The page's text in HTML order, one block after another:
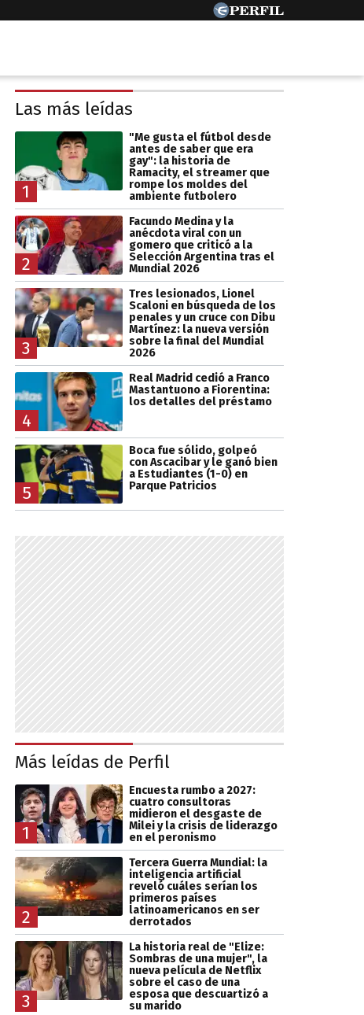
Las más leídas
1
"Me gusta el fútbol desde
antes de saber que era
gay": la historia de
Ramacity, el streamer que
rompe los moldes del
ambiente futbolero
2
Facundo Medina y la
anécdota viral con un
gomero que criticó a la
Selección Argentina tras el
Mundial 2026
3
Tres lesionados, Lionel
Scaloni en búsqueda de los
penales y un cruce con Dibu
Martínez: la nueva versión
sobre la final del Mundial
2026
4
Real Madrid cedió a Franco
Mastantuono a Fiorentina:
los detalles del préstamo
5
Boca fue sólido, golpeó
con Ascacibar y le ganó bien
a Estudiantes (1-0) en
Parque Patricios
Más leídas de Perfil
1
Encuesta rumbo a 2027:
cuatro consultoras
midieron el desgaste de
Milei y la crisis de liderazgo
en el peronismo
2
Tercera Guerra Mundial: la
inteligencia artificial
reveló cuáles serían los
primeros países
latinoamericanos en ser
derrotados
3
La historia real de "Elize:
Sombras de una mujer", la
nueva película de Netflix
sobre el caso de una
esposa que descuartizó a
su marido